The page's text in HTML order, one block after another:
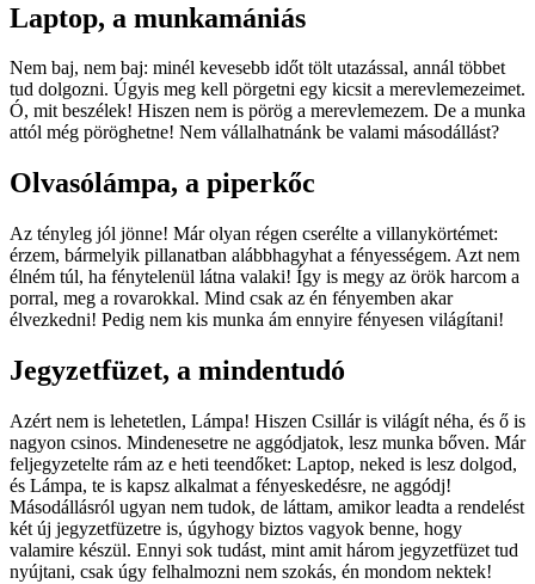
Laptop, a munkamániás
Nem baj, nem baj: minél kevesebb időt tölt utazással, annál többet
tud dolgozni. Úgyis meg kell pörgetni egy kicsit a merevlemezeimet.
Ó, mit beszélek! Hiszen nem is pörög a merevlemezem. De a munka
attól még pöröghetne! Nem vállalhatnánk be valami másodállást?
Olvasólámpa, a piperkőc
Az tényleg jól jönne! Már olyan régen cserélte a villanykörtémet:
érzem, bármelyik pillanatban alábbhagyhat a fényességem. Azt nem
élném túl, ha fénytelenül látna valaki! Így is megy az örök harcom a
porral, meg a rovarokkal. Mind csak az én fényemben akar
élvezkedni! Pedig nem kis munka ám ennyire fényesen világítani!
Jegyzetfüzet, a mindentudó
Azért nem is lehetetlen, Lámpa! Hiszen Csillár is világít néha, és ő is
nagyon csinos. Mindenesetre ne aggódjatok, lesz munka bőven. Már
feljegyzetelte rám az e heti teendőket: Laptop, neked is lesz dolgod,
és Lámpa, te is kapsz alkalmat a fényeskedésre, ne aggódj!
Másodállásról ugyan nem tudok, de láttam, amikor leadta a rendelést
két új jegyzetfüzetre is, úgyhogy biztos vagyok benne, hogy
valamire készül. Ennyi sok tudást, mint amit három jegyzetfüzet tud
nyújtani, csak úgy felhalmozni nem szokás, én mondom nektek!